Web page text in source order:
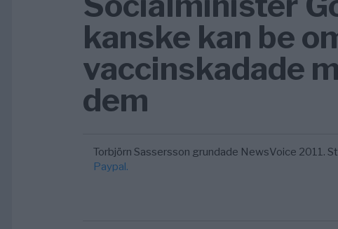
kanske kan be
vaccinskadade
dem
Torbjörn Sassersson grundade NewsVoice 2011.
Paypal.